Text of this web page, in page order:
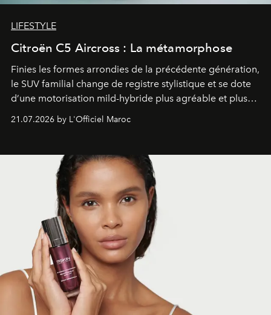
LIFESTYLE
Citroën C5 Aircross : La métamorphose
Finies les formes arrondies de la précédente génération,
le SUV familial change de registre stylistique et se dote
d’une motorisation mild-hybride plus agréable et plus
économe. à n’en pas douter, le nouveau C5 Aircross a
gagné en maturité.
21.07.2026 by L'Officiel Maroc